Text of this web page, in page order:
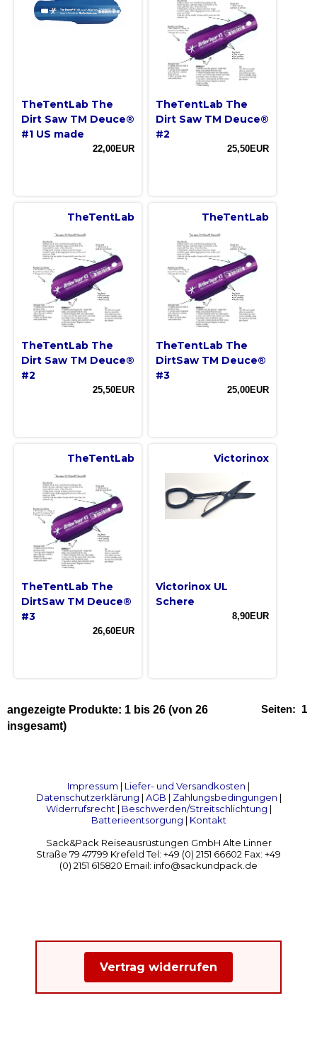
TheTentLab The
Dirt Saw TM Deuce®
#1 US made
22,00EUR
TheTentLab The
Dirt Saw TM Deuce®
#2
25,50EUR
TheTentLab
TheTentLab The
Dirt Saw TM Deuce®
#2
25,50EUR
TheTentLab
TheTentLab The
DirtSaw TM Deuce®
#3
25,00EUR
TheTentLab
TheTentLab The
DirtSaw TM Deuce®
#3
26,60EUR
Victorinox
Victorinox UL
Schere
8,90EUR
Seiten: 1
angezeigte Produkte: 1 bis 26 (von 26
insgesamt)
Impressum | Liefer- und Versandkosten |
Datenschutzerklärung | AGB | Zahlungsbedingungen |
Widerrufsrecht| Beschwerden/Streitschlichtung |
Batterieentsorgung | Kontakt
Sack&Pack Reiseausrüstungen GmbH Alte Linner
Straße 79 47799 Krefeld Tel: +49 (0) 2151 66602 Fax: +49
(0) 2151 615820 Email: info@sackundpack.de
Vertrag widerrufen